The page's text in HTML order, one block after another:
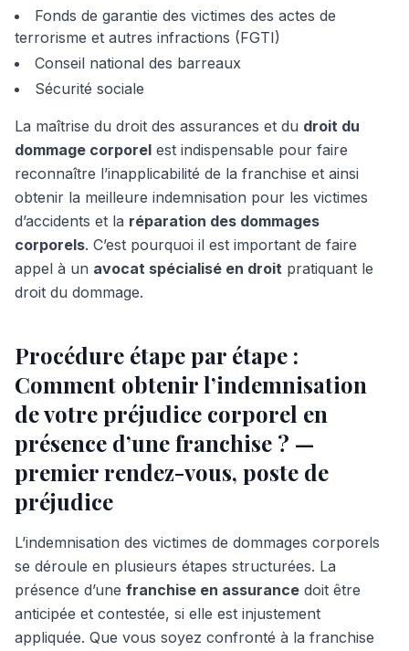
Fonds de garantie des victimes des actes de
terrorisme et autres infractions (FGTI)
Conseil national des barreaux
Sécurité sociale
La maîtrise du droit des assurances et du droit du
dommage corporel est indispensable pour faire
reconnaître l’inapplicabilité de la franchise et ainsi
obtenir la meilleure indemnisation pour les victimes
d’accidents et la réparation des dommages
corporels. C’est pourquoi il est important de faire
appel à un avocat spécialisé en droit pratiquant le
droit du dommage.
Procédure étape par étape :
Comment obtenir l’indemnisation
de votre préjudice corporel en
présence d’une franchise ? —
premier rendez-vous, poste de
préjudice
L’indemnisation des victimes de dommages corporels
se déroule en plusieurs étapes structurées. La
présence d’une franchise en assurance doit être
anticipée et contestée, si elle est injustement
appliquée. Que vous soyez confronté à la franchise